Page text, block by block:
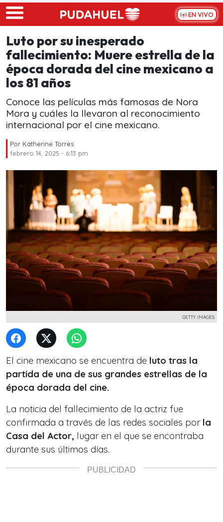
Skip to main content
EN VIVO
Luto por su inesperado
fallecimiento: Muere estrella de la
época dorada del cine mexicano a
los 81 años
Conoce las películas más famosas de Nora
Mora y cuáles la llevaron al reconocimiento
internacional por el cine mexicano.
Por Katherine Torres
febrero 14, 2025 - 6:13 pm
GETTY IMAGES
El cine mexicano se encuentra de luto tras la
partida de una de sus grandes estrellas de la
época dorada del cine.
La noticia del fallecimiento de la actriz fue
confirmada a través de las redes sociales por la
Casa del Actor, lugar en el que se encontraba
durante sus últimos días.